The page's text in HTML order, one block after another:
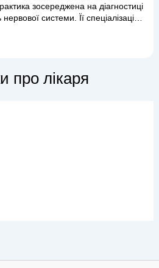
зосереджена на діагностиці
системи. Її спеціалізація
наслідки травм та інсультів, а
про лікаря